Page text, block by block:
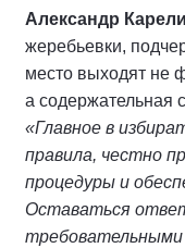
Александр
жеребьевки,
место выходят не
а содержательная
«Главное в
правила, честно
процедуры и
Оставаться
требовательными